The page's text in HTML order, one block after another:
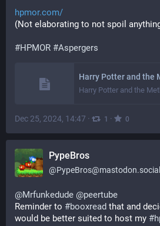
hpmor.com/
(Not elaborating to not spoil
#HPMOR #Aspergers
Harry Potter and the
Dec 25, 2024, 14:47 · 1 · 0
PypeBros
@PypeBros@mastodon.social
@Mrfunkedude @peertube
Reminder to #booxread that and
would be better suited to host my #